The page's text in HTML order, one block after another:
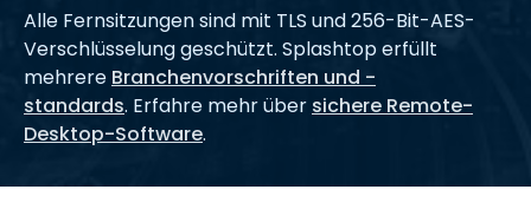
Alle Fernsitzungen sind mit TLS und 256-Bit-AES-
Verschlüsselung geschützt. Splashtop erfüllt
mehrere Branchenvorschriften und -
standards. Erfahre mehr über sichere Remote-
Desktop-Software.